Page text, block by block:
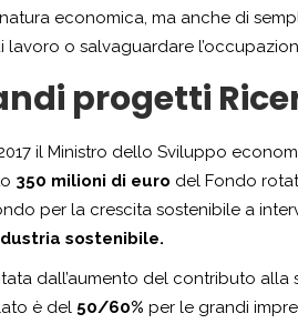
economica, ma anche di
lavoro o salvaguardare
progetti
il Ministro dello Sviluppo
350 milioni di euro del Fondo
per la crescita sostenibile a
sostenibile.
dall’aumento del contributo alla
è del 50/60% per le grandi